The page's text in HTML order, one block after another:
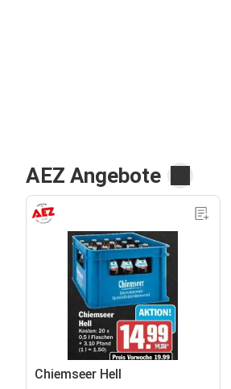
AEZ Angebote
Chiemseer Hell